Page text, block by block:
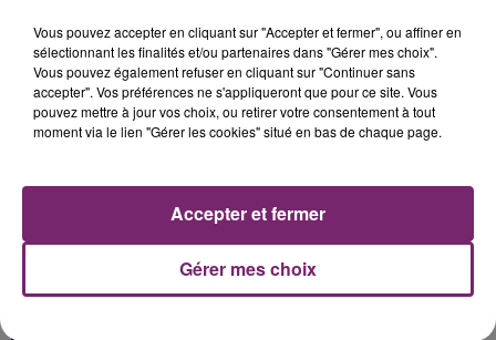
La Bulle - Guinguette éphémère
de Frelinghien !
Vous pouvez accepter en cliquant sur "Accepter et fermer", ou affiner en
sélectionnant les finalités et/ou partenaires dans "Gérer mes choix".
Vous pouvez également refuser en cliquant sur "Continuer sans
accepter". Vos préférences ne s'appliqueront que pour ce site. Vous
pouvez mettre à jour vos choix, ou retirer votre consentement à tout
moment via le lien "Gérer les cookies" situé en bas de chaque page.
Gérer mes choix
Accepter et fermer